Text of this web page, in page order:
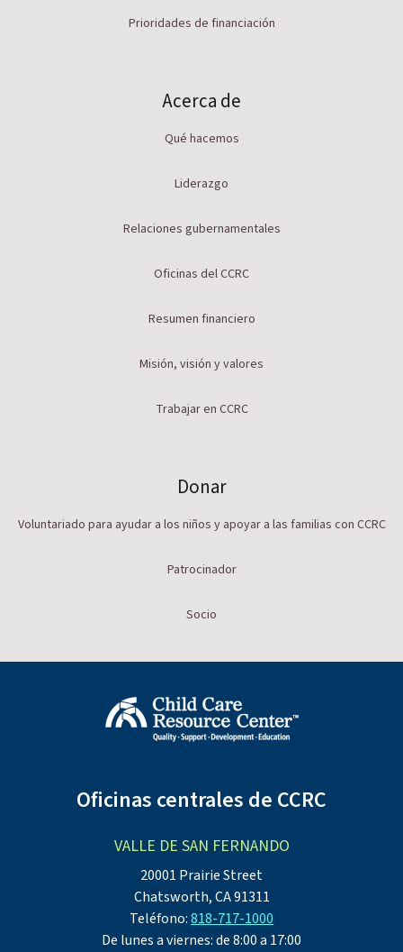
Prioridades de financiación
Acerca de
Qué hacemos
Liderazgo
Relaciones gubernamentales
Oficinas del CCRC
Resumen financiero
Misión, visión y valores
Trabajar en CCRC
Donar
Voluntariado para ayudar a los niños y apoyar a las familias con CCRC
Patrocinador
Socio
Oficinas centrales de CCRC
VALLE DE SAN FERNANDO
20001 Prairie Street
Chatsworth, CA 91311
Teléfono:818-717-1000
De lunes a viernes: de 8:00 a 17:00